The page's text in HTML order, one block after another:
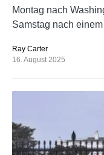
Montag nach
Samstag nach
Ray Carter
16. August 2025